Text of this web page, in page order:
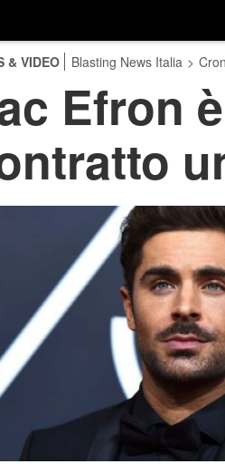
& VIDEO Blasting News Italia >
Efron